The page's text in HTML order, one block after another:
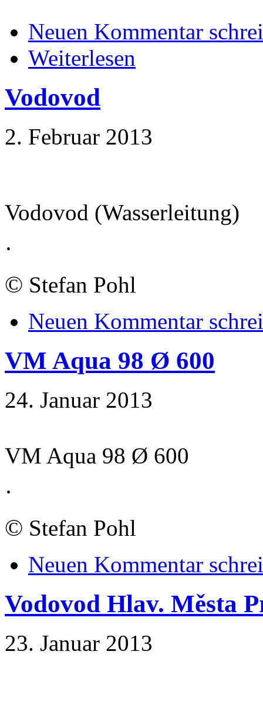
Neuen Kommentar
Weiterlesen
Vodovod
2. Februar 2013
Vodovod (Wasserleitung)
·
© Stefan Pohl
Neuen Kommentar
VM Aqua 98 Ø 600
24. Januar 2013
VM Aqua 98 Ø 600
·
© Stefan Pohl
Neuen Kommentar
Vodovod Hlav. Města
23. Januar 2013